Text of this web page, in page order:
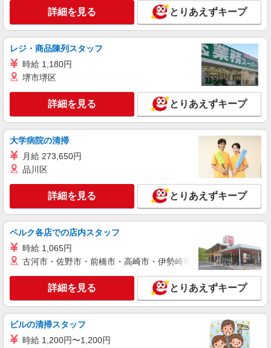
日研トータルソーシング株式会社 メディカルケア事業部/知立オフィ
介護スタッフ／資格あり or 経験者
時給1,400円〜1,600円 ◆無資格・経験者：時
給1,400円〜 ◆初任者研修・未経験：時給1,400
円〜 ◆初任者研修・経験者：時給1,500円〜 ◆介
給与幅は経験・能力による ★週払いOK（規定あ
り）
愛知県西尾市 【最寄駅】豊橋鉄道渥美線「愛
ら通いやすいエリアなど、お好きな勤務地をお選
び下さい！！
キープ 詳細を見る
アルバイト パート
日研トータルソーシング株式会社 メディカルケア事業部/知立オフィ
ス
時給1,350円〜1,600円 ★週払いOK（規定あ
り） ※給与幅は経験・能力による
愛知県西尾市 【最寄駅】豊橋鉄道東田本線
「井原」駅 ★勤務地は3000ヶ所以上★ 自宅から
通いやすいエリアなど、お好きな勤務地をお選び
キープ 詳細を見る
パート 派遣社員
日研トータルソーシング株式会社 メディカルケア事業部/知立オフィ
ス
介護スタッフ／資格あり or 経験者
給1,400円〜 ◆初任者研修・未経験：時給1,400
詳細を見る とりあえずキープ
レジ・商品陳列スタッフ
時給 1,180円
堺市堺区
詳細を見る とりあえずキープ
大学病院の清掃
月給 273,650円
品川区
詳細を見る とりあえずキープ
ベルク各店での店内スタッフ
時給 1,065円
古河市・佐野市・前橋市・高崎市・伊勢崎市・太田市・館林市
詳細を見る とりあえずキープ
ビルの清掃スタッフ
時給 1,200円〜1,200円